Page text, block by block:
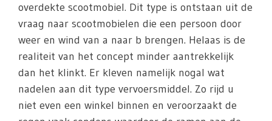
overdekte scootmobiel. Dit type is ontstaan uit de
vraag naar scootmobielen die een persoon door
weer en wind van a naar b brengen. Helaas is de
realiteit van het concept minder aantrekkelijk
dan het klinkt. Er kleven namelijk nogal wat
nadelen aan dit type vervoersmiddel. Zo rijd u
niet even een winkel binnen en veroorzaakt de